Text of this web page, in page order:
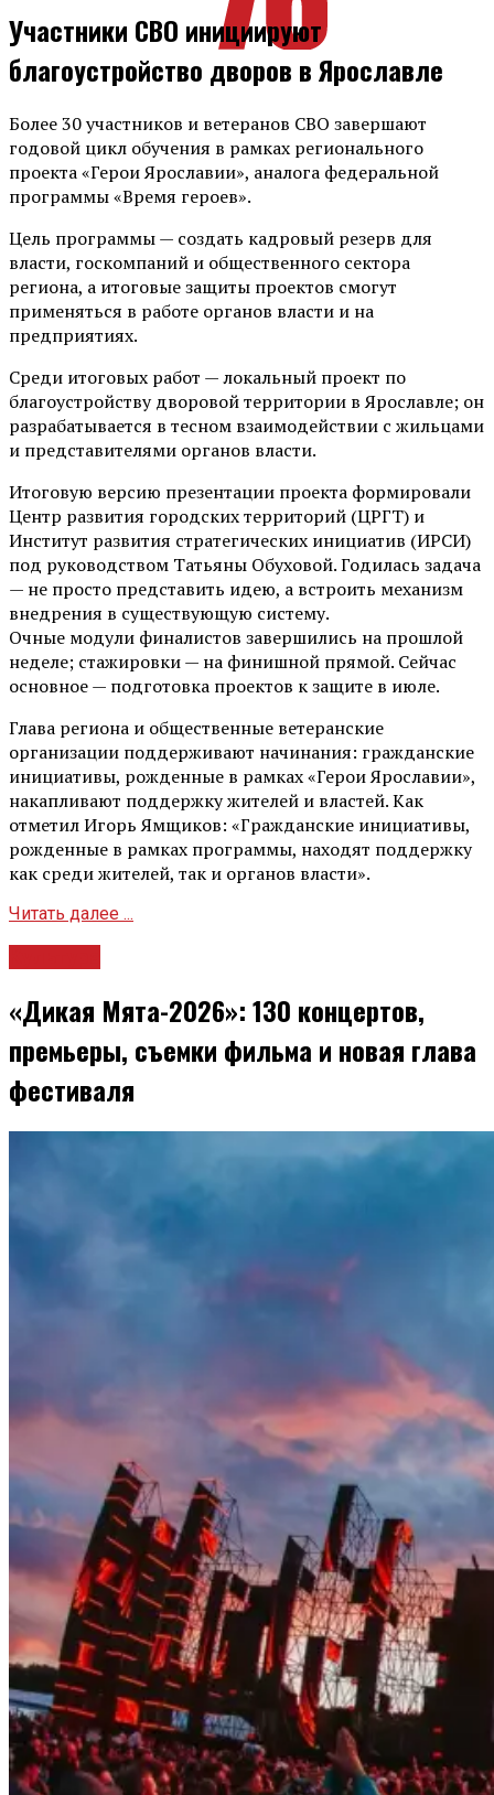
Участники СВО инициируют
благоустройство дворов в Ярославле
Более 30 участников и ветеранов СВО завершают
годовой цикл обучения в рамках регионального
проекта «Герои Ярославии», аналога федеральной
программы «Время героев».
Цель программы — создать кадровый резерв для
власти, госкомпаний и общественного сектора
региона, а итоговые защиты проектов смогут
применяться в работе органов власти и на
предприятиях.
Среди итоговых работ — локальный проект по
благоустройству дворовой территории в Ярославле; он
разрабатывается в тесном взаимодействии с жильцами
и представителями органов власти.
Итоговую версию презентации проекта формировали
Центр развития городских территорий (ЦРГТ) и
Институт развития стратегических инициатив (ИРСИ)
под руководством Татьяны Обуховой. Годилась задача
— не просто представить идею, а встроить механизм
внедрения в существующую систему.
Очные модули финалистов завершились на прошлой
неделе; стажировки — на финишной прямой. Сейчас
основное — подготовка проектов к защите в июле.
Глава региона и общественные ветеранские
организации поддерживают начинания: гражданские
инициативы, рожденные в рамках «Герои Ярославии»,
накапливают поддержку жителей и властей. Как
отметил Игорь Ямщиков: «Гражданские инициативы,
рожденные в рамках программы, находят поддержку
как среди жителей, так и органов власти».
Читать далее ...
«Дикая Мята-2026»: 130 концертов,
премьеры, съемки фильма и новая глава
фестиваля